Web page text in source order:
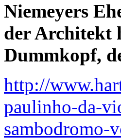
Niemeyers
der Architekt
Dummkopf,
http://
paulinho-da-
sambodromo-